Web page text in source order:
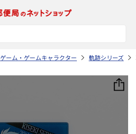
ゲーム・ゲームキャラクター 軌跡シリーズ